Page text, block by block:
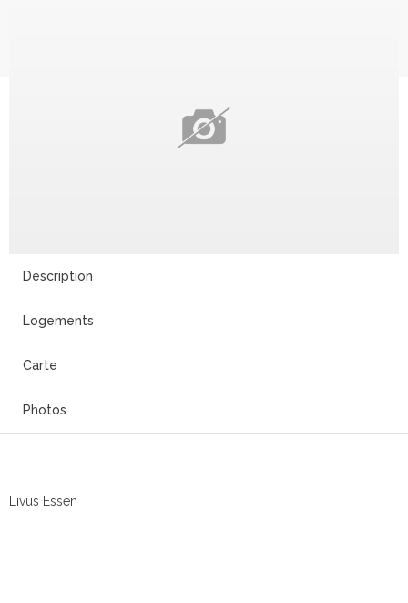
Description
Logements
Carte
Photos
Livus Essen